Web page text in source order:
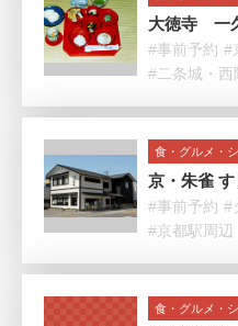
大徳寺 一
#事前予約 #
#二条城・西
食・グルメ・
京・朱雀
#事前予約 #
#京都駅周辺
食・グルメ・